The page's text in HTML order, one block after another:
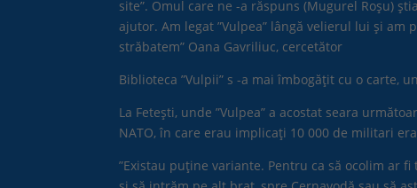
site”. Omul care ne -a răspuns (Mugurel Roșu)
ajutor. Am legat ”Vulpea” lângă velierul lui și
străbatem” Oana Gavriliuc, cercetător
Biblioteca ”Vulpii” s -a mai îmbogățit cu o carte,
La Fetești, unde ”Vulpea” a acostat seara
NATO, în care erau implicați 10 000 de militari
”Existau puține variante. Pentru ca să ocolim ar